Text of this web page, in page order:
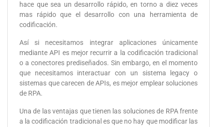
hace que sea un desarrollo rápido, en torno a diez veces
mas rápido que el desarrollo con una herramienta de
codificación.
Así si necesitamos integrar aplicaciones únicamente
mediante API es mejor recurrir a la codificación tradicional
o a conectores prediseñados. Sin embargo, en el momento
que necesitamos interactuar con un sistema legacy o
sistemas que carecen de APIs, es mejor emplear soluciones
de RPA.
Una de las ventajas que tienen las soluciones de RPA frente
a la codificación tradicional es que no hay que modificar las